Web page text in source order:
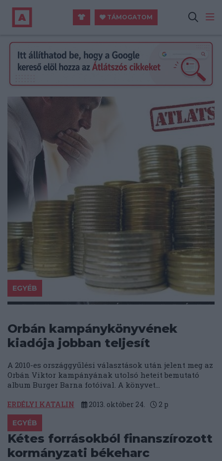
TÁMOGATOM
EGYÉB
Orbán kampánykönyvének
kiadója jobban teljesít
A 2010-es országgyűlési választások után jelent meg az
Orbán Viktor kampányának utolsó heteit bemutató
album Burger Barna fotóival. A könyvet...
ERDÉLYI KATALIN 2013. október 24. 2 p
EGYÉB
Kétes forrásokból finanszírozott
kormányzati békeharc